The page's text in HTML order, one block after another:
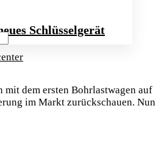
Schlüsselgerät
dem ersten Bohrlastwagen auf
im Markt zurückschauen. Nun